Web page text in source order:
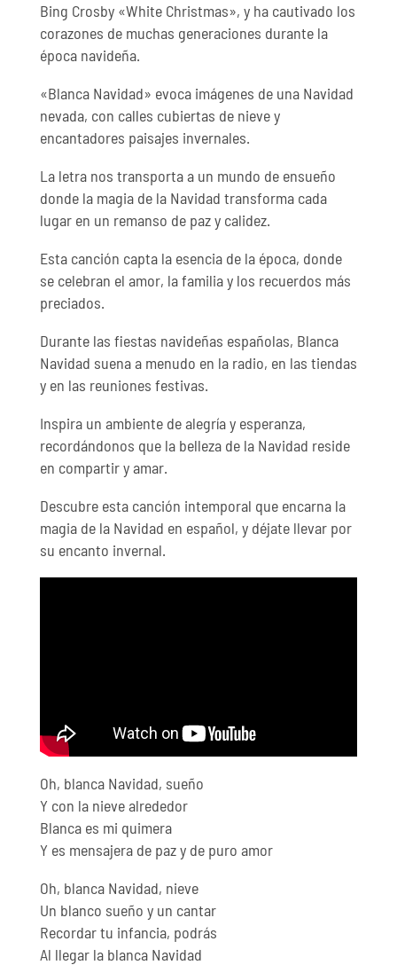
Bing Crosby «White Christmas», y ha cautivado los
corazones de muchas generaciones durante la
época navideña.
«Blanca Navidad» evoca imágenes de una Navidad
nevada, con calles cubiertas de nieve y
encantadores paisajes invernales.
La letra nos transporta a un mundo de ensueño
donde la magia de la Navidad transforma cada
lugar en un remanso de paz y calidez.
Esta canción capta la esencia de la época, donde
se celebran el amor, la familia y los recuerdos más
preciados.
Durante las fiestas navideñas españolas, Blanca
Navidad suena a menudo en la radio, en las tiendas
y en las reuniones festivas.
Inspira un ambiente de alegría y esperanza,
recordándonos que la belleza de la Navidad reside
en compartir y amar.
Descubre esta canción intemporal que encarna la
magia de la Navidad en español, y déjate llevar por
su encanto invernal.
Oh, blanca Navidad, sueño
Y con la nieve alrededor
Blanca es mi quimera
Y es mensajera de paz y de puro amor
Oh, blanca Navidad, nieve
Un blanco sueño y un cantar
Recordar tu infancia, podrás
Al llegar la blanca Navidad